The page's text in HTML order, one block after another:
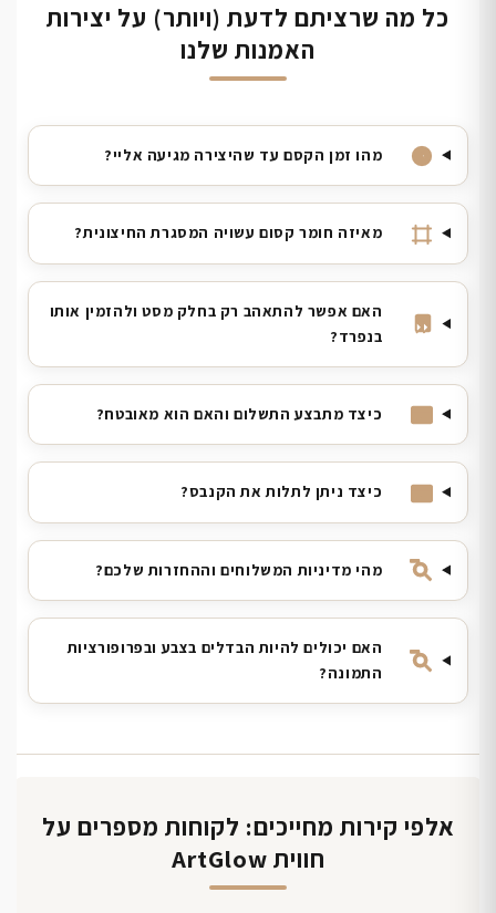
כל מה שרציתם לדעת (ויותר) על יצירות
האמנות שלנו
מהו זמן הקסם עד שהיצירה מגיעה אליי?
מאיזה חומר קסום עשויה המסגרת החיצונית?
האם אפשר להתאהב רק בחלק מסט ולהזמין אותו
בנפרד?
כיצד מתבצע התשלום והאם הוא מאובטח?
כיצד ניתן לתלות את הקנבס?
מהי מדיניות המשלוחים וההחזרות שלכם?
האם יכולים להיות הבדלים בצבע ובפרופורציות
התמונה?
אלפי קירות מחייכים: לקוחות מספרים על
חווית ArtGlow